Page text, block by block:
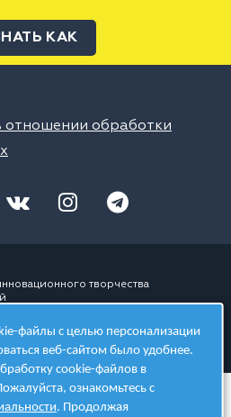
КАК
отношении обработки
творчества
файлы с целью персонализации
веб-сайтом было удобнее.
cookie-файлов в
ознакомьтесь с
. Продолжая